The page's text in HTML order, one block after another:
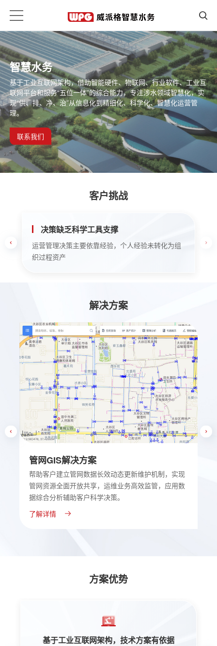
智慧水务
基于工业互联网架构，借助智能硬件、物联网、行业软件、工业互
联网平台和服务“五位一体”的综合能力，专注涉水领域智慧化，实
现“供、排、净、治”从信息化到精细化、科学化、智慧化运营管
理。
联系我们
客户挑战
决策缺乏科学工具支撑
运营管理决策主要依靠经验，个人经验未转化为组
织过程资产
解决方案
管网GIS解决方案
帮助客户建立管网数据长效动态更新维护机制，实现
管网资源全面开放共享，运维业务高效监管，应用数
据综合分析辅助客户科学决策。
了解详情
方案优势
网架构，技术方案有依据 引领行业智慧化